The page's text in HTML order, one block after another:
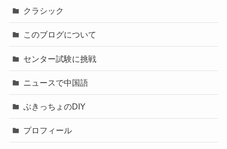
クラシック
このブログについて
センター試験に挑戦
ニュースで中国語
ぶきっちょのDIY
プロフィール